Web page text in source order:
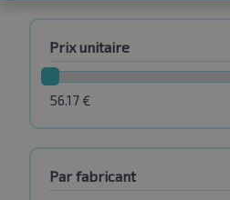
Prix unitaire
56.17 €
Par fabricant